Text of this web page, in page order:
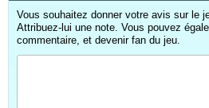
Vous souhaitez donner votre avis sur le
Attribuez-lui une note. Vous pouvez
commentaire, et devenir fan du jeu.